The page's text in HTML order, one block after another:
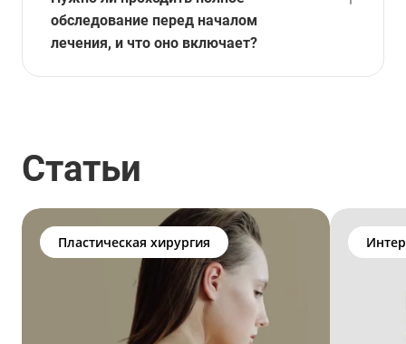
обследование перед началом
лечения, и что оно включает?
Статьи
Пластическая хирургия